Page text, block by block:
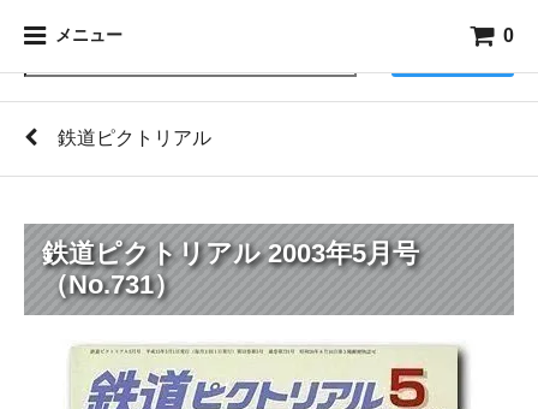
メニュー 0
鉄道ピクトリアル
鉄道ピクトリアル 2003年5月号
（No.731）